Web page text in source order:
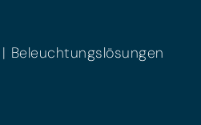
Beleuchtungslösungen